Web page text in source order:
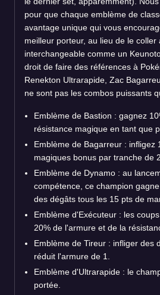
pour que chaque emblème de
avantage unique qui vous
meilleur porteur, au lieu de le
interchangeable comme un
droit de faire des références à
Renekton Ultrarapide, Zac
ne sont pas les combos puissants
Emblème de Bastion : gagnez
résistance magique en tant que
Emblème de Bagarreur : infligez
magiques bonus par tranche de
Emblème de Dynamo : au
compétence, ce champion
des dégâts tous les 15 pts de
Emblème d'Exécuteur : les
20% de l'armure et de la
Emblème de Tireur : infliger des
réduit l'armure de 1.
Emblème d'Ultrarapide : le
portée.